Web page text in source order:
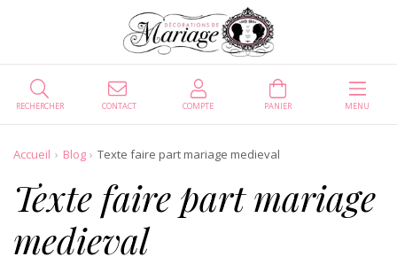
CONTACT
RECHERCHER COMPTE PANIER MENU
Accueil Blog Texte faire part mariage medieval
Texte faire part mariage
medieval